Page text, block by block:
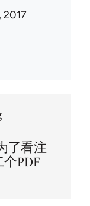
2017
了看注
PDF